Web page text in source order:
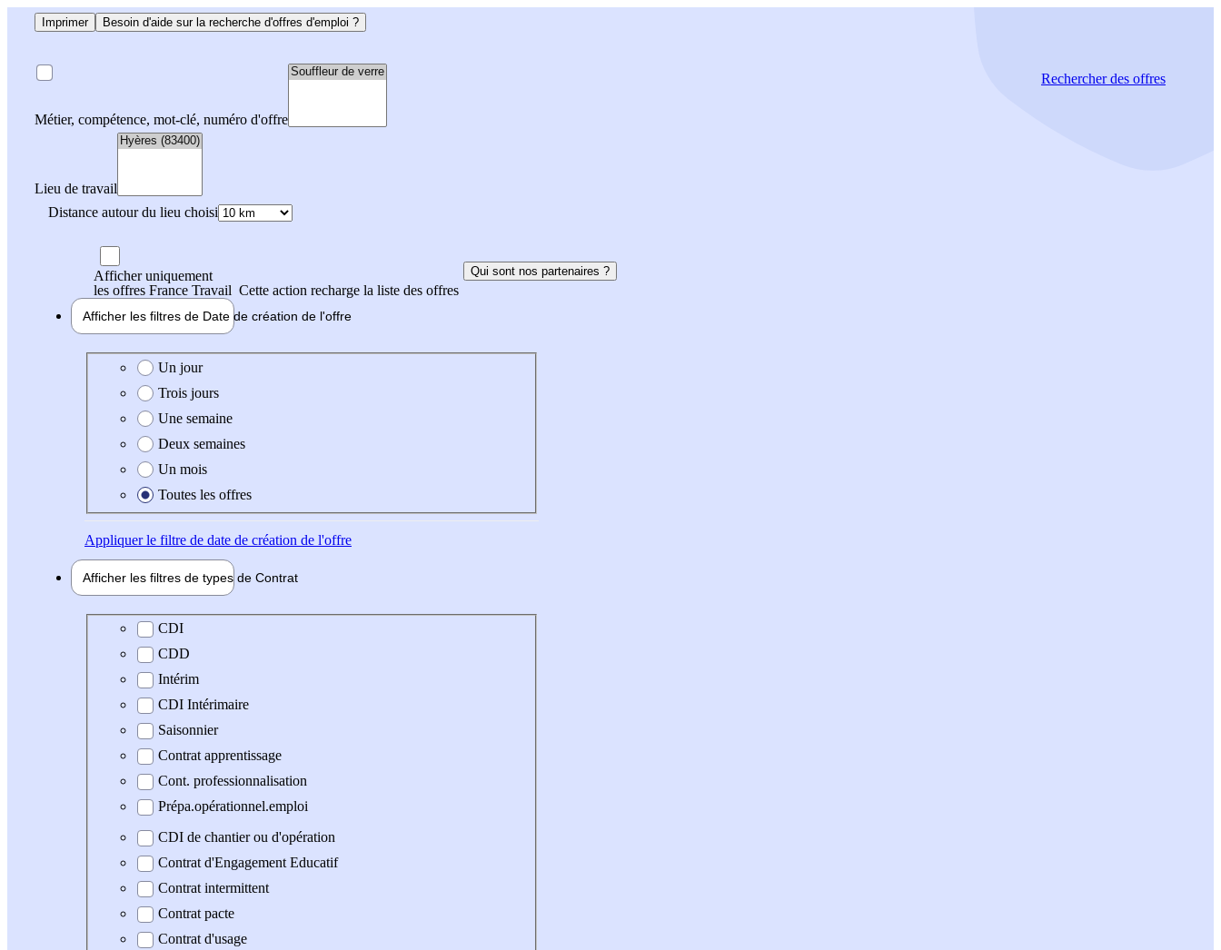
Imprimer Besoin d'aide sur la recherche d'offres d'emploi ?
Métier, compétence, mot-clé, numéro d'offre
Lieu de travail
Distance autour du lieu choisi
Rechercherdes offres
Afficher uniquement
les offres France Travail Cette action recharge la liste des offres
Qui sont nos partenaires ?
Afficher les filtres de Date de création de l'offre
Date de création de l'offre
Un jour
Trois jours
Une semaine
Deux semaines
Un mois
Toutes les offres
Appliquerle filtre de date de création de l'offre
Afficher les filtres de types de Contrat
Type de contrat
CDI
CDD
Intérim
CDI Intérimaire
Saisonnier
Contrat apprentissage
Cont. professionnalisation
Prépa.opérationnel.emploi
CDI de chantier ou d'opération
Contrat d'Engagement Educatif
Contrat intermittent
Contrat pacte
Contrat d'usage